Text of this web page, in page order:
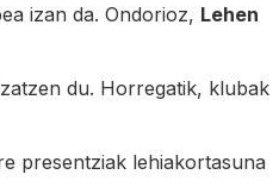
izan da. Ondorioz, Lehen
du. Horregatik, klubak
presentziak lehiakortasuna